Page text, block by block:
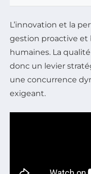
L’innovation et la
gestion proactive et
humaines. La
donc un levier
une concurrence
exigeant.